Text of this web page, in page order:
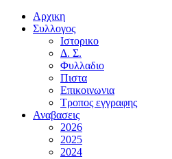
Αρχικη
Συλλογος
Ιστορικο
Δ. Σ.
Φυλλαδιο
Πιστα
Επικοινωνια
Τροπος εγγραφης
Αναβασεις
2026
2025
2024